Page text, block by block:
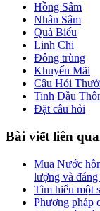
Hồng Sâm
Nhân Sâm
Quà Biếu
Linh Chi
Đông trùng
Khuyến Mãi
Câu Hỏi
Tinh Dầu
Đặt câu hỏi
Bài viết liên
Mua Nước
lượng và
Tìm hiểu một
Phương pháp